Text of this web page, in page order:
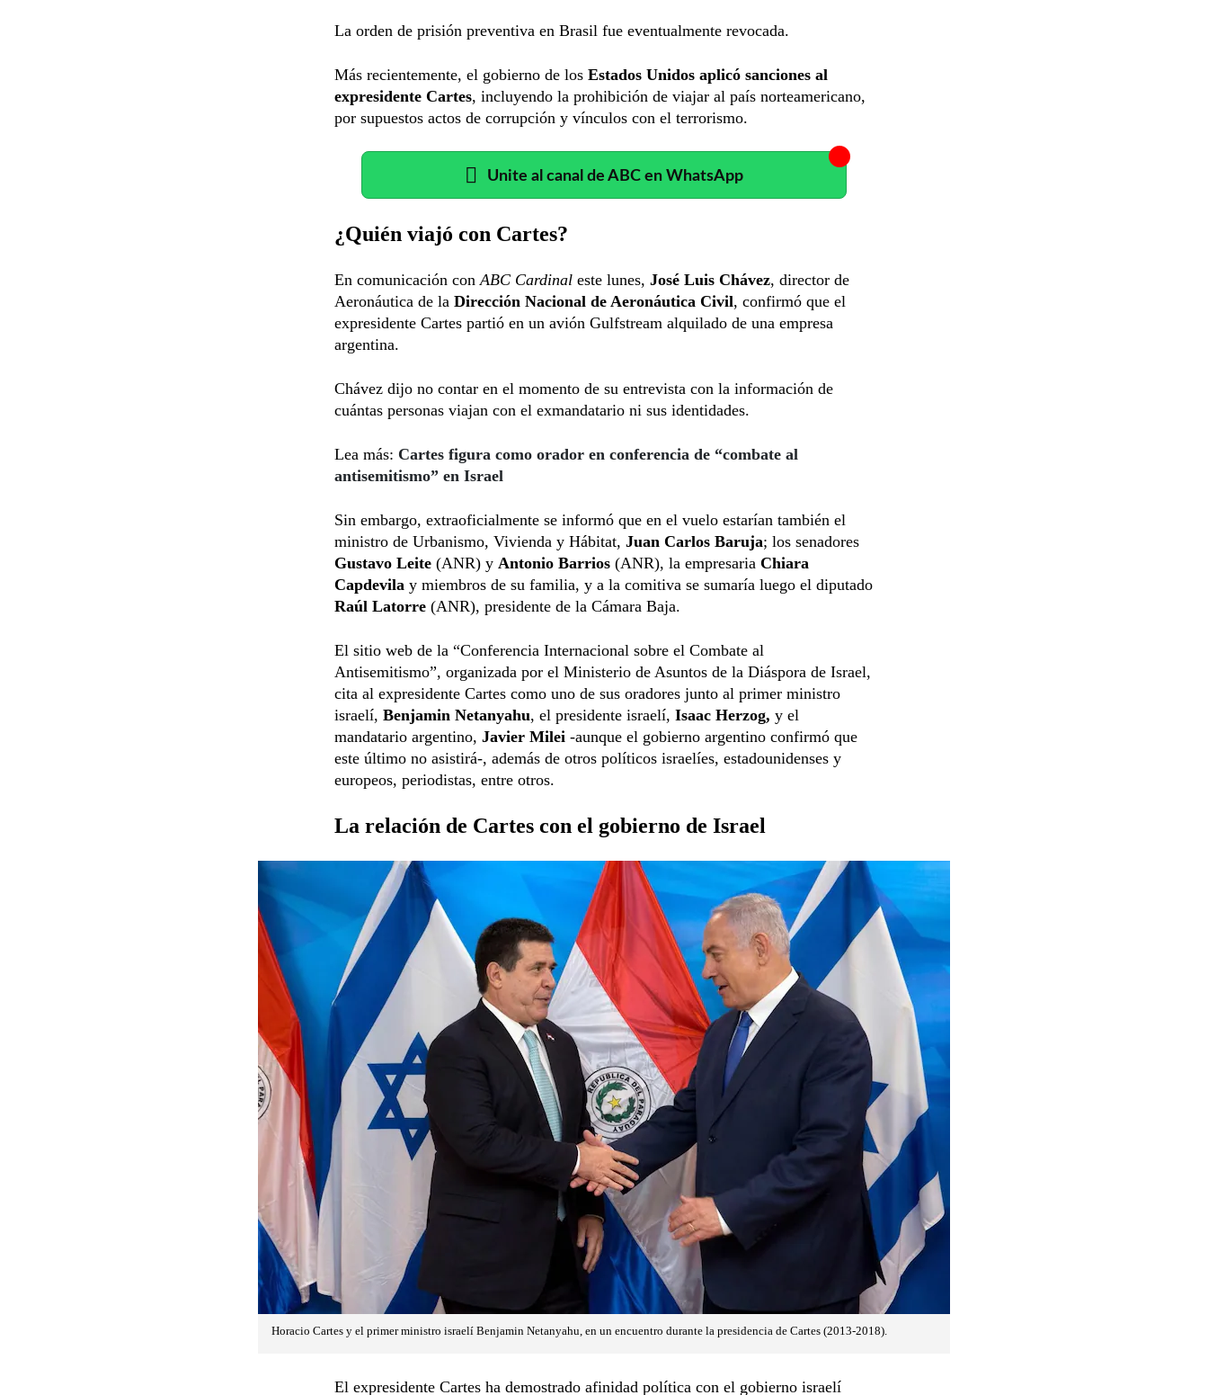
La orden de prisión preventiva en Brasil fue eventualmente revocada.
Más recientemente, el gobierno de los Estados Unidos aplicó sanciones al
expresidente Cartes, incluyendo la prohibición de viajar al país norteamericano,
por supuestos actos de corrupción y vínculos con el terrorismo.
Unite al canal de ABC en WhatsApp
¿Quién viajó con Cartes?
En comunicación con ABC Cardinal este lunes, José Luis Chávez, director de
Aeronáutica de la Dirección Nacional de Aeronáutica Civil, confirmó que el
expresidente Cartes partió en un avión Gulfstream alquilado de una empresa
argentina.
Chávez dijo no contar en el momento de su entrevista con la información de
cuántas personas viajan con el exmandatario ni sus identidades.
Lea más: Cartes figura como orador en conferencia de “combate al
antisemitismo” en Israel
Sin embargo, extraoficialmente se informó que en el vuelo estarían también el
ministro de Urbanismo, Vivienda y Hábitat, Juan Carlos Baruja; los senadores
Gustavo Leite (ANR) y Antonio Barrios (ANR), la empresaria Chiara
Capdevila y miembros de su familia, y a la comitiva se sumaría luego el diputado
Raúl Latorre (ANR), presidente de la Cámara Baja.
El sitio web de la “Conferencia Internacional sobre el Combate al
Antisemitismo”, organizada por el Ministerio de Asuntos de la Diáspora de Israel,
cita al expresidente Cartes como uno de sus oradores junto al primer ministro
israelí, Benjamin Netanyahu, el presidente israelí, Isaac Herzog, y el
mandatario argentino, Javier Milei -aunque el gobierno argentino confirmó que
este último no asistirá-, además de otros políticos israelíes, estadounidenses y
europeos, periodistas, entre otros.
La relación de Cartes con el gobierno de Israel
Horacio Cartes y el primer ministro israelí Benjamin Netanyahu, en un encuentro durante la presidencia de Cartes (2013-2018).
El expresidente Cartes ha demostrado afinidad política con el gobierno israelí